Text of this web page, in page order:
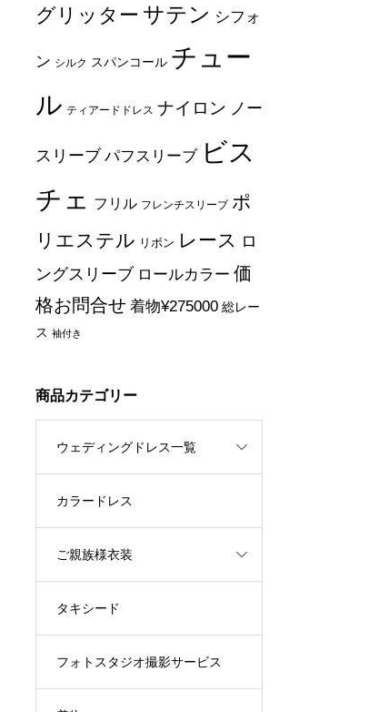
グリッター サテン シフォ
ン シルク スパンコール チュー
ル ティアードドレス ナイロン ノー
スリーブ パフスリーブ ビス
チェ フリル フレンチスリーブ ポ
リエステル リボン レース ロ
ングスリーブ ロールカラー 価
格お問合せ 着物¥275000 総レー
ス 袖付き
商品カテゴリー
ウェディングドレス一覧
カラードレス
ご親族様衣装
タキシード
フォトスタジオ撮影サービス